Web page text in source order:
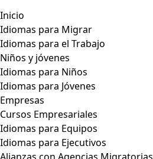
Toggle
Navigation
Inicio
Idiomas para Migrar
Idiomas para el Trabajo
Niños y jóvenes
Idiomas para Niños
Idiomas para Jóvenes
Empresas
Cursos Empresariales
Idiomas para Equipos
Idiomas para Ejecutivos